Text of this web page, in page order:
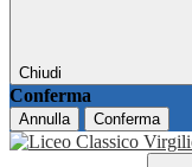
Chiudi
Conferma
Annulla Conferma